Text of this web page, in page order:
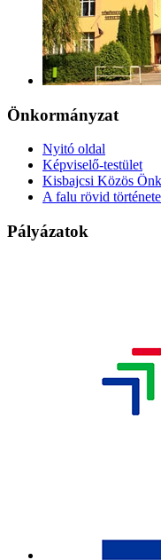
Önkormányzat
Nyitó oldal
Képviselő-testület
Kisbajcsi Közös
A falu rövid története
Pályázatok